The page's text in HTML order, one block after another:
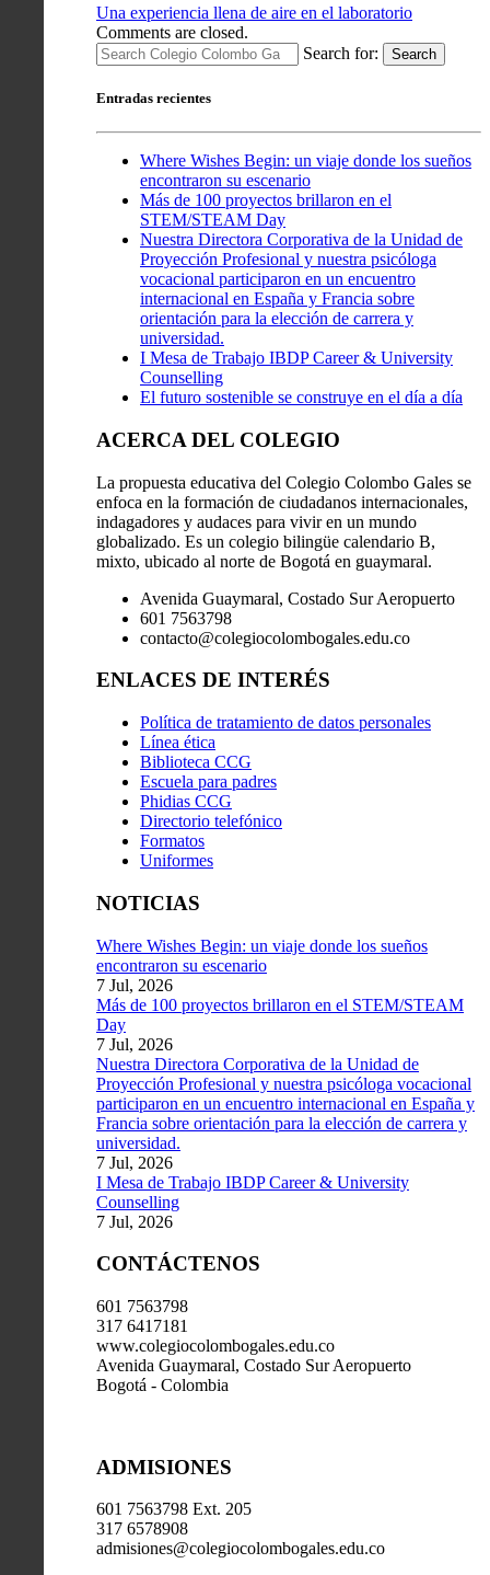
Una experiencia llena de aire en el laboratorio
Comments are closed.
Search for:
Search
Entradas recientes
Where Wishes Begin: un viaje donde los sueños
encontraron su escenario
Más de 100 proyectos brillaron en el
STEM/STEAM Day
Nuestra Directora Corporativa de la Unidad de
Proyección Profesional y nuestra psicóloga
vocacional participaron en un encuentro
internacional en España y Francia sobre
orientación para la elección de carrera y
universidad.
I Mesa de Trabajo IBDP Career & University
Counselling
El futuro sostenible se construye en el día a día
ACERCA DEL COLEGIO
La propuesta educativa del Colegio Colombo Gales se
enfoca en la formación de ciudadanos internacionales,
indagadores y audaces para vivir en un mundo
globalizado. Es un colegio bilingüe calendario B,
mixto, ubicado al norte de Bogotá en guaymaral.
Avenida Guaymaral, Costado Sur Aeropuerto
601 7563798
contacto@colegiocolombogales.edu.co
ENLACES DE INTERÉS
Política de tratamiento de datos personales
Línea ética
Biblioteca CCG
Escuela para padres
Phidias CCG
Directorio telefónico
Formatos
Uniformes
NOTICIAS
Where Wishes Begin: un viaje donde los sueños
encontraron su escenario
7 Jul, 2026
Más de 100 proyectos brillaron en el STEM/STEAM
Day
7 Jul, 2026
Nuestra Directora Corporativa de la Unidad de
Proyección Profesional y nuestra psicóloga vocacional
participaron en un encuentro internacional en España y
Francia sobre orientación para la elección de carrera y
universidad.
7 Jul, 2026
I Mesa de Trabajo IBDP Career & University
Counselling
7 Jul, 2026
CONTÁCTENOS
601 7563798
317 6417181
www.colegiocolombogales.edu.co
Avenida Guaymaral, Costado Sur Aeropuerto
Bogotá - Colombia
ADMISIONES
601 7563798 Ext. 205
317 6578908
admisiones@colegiocolombogales.edu.co